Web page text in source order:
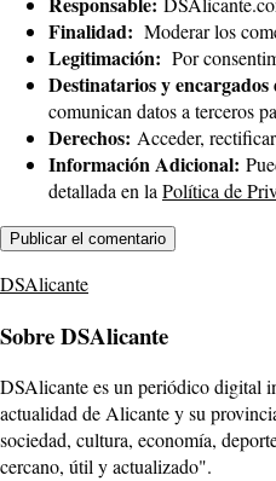
Finalidad: Moderar los
Legitimación: Por
Destinatarios y
comunican datos a terceros
Derechos: Acceder,
Información Adicional:
detallada en la Política de
DSAlicante
Sobre DSAlicante
DSAlicante es un periódico digital
actualidad de Alicante y su
sociedad, cultura, economía,
cercano, útil y actualizado".